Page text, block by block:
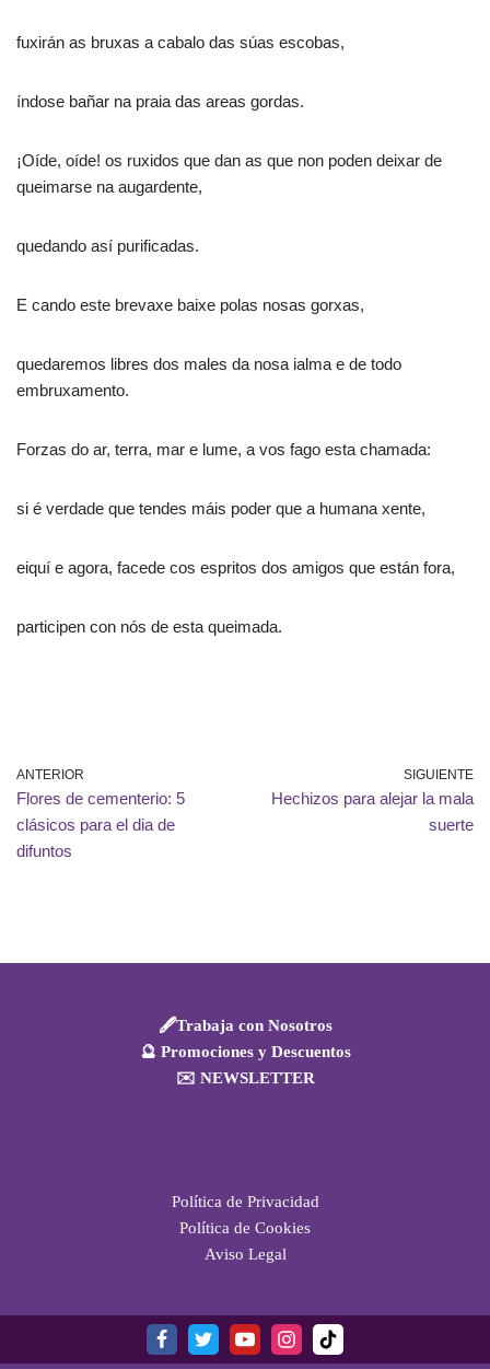
fuxirán as bruxas a cabalo das súas escobas,
índose bañar na praia das areas gordas.
¡Oíde, oíde! os ruxidos que dan as que non poden deixar de
queimarse na augardente,
quedando así purificadas.
E cando este brevaxe baixe polas nosas gorxas,
quedaremos libres dos males da nosa ialma e de todo
embruxamento.
Forzas do ar, terra, mar e lume, a vos fago esta chamada:
si é verdade que tendes máis poder que a humana xente,
eiquí e agora, facede cos espritos dos amigos que están fora,
participen con nós de esta queimada.
ANTERIOR
Flores de cementerio: 5
clásicos para el dia de
difuntos
SIGUIENTE
Hechizos para alejar la mala
suerte
🖋️Trabaja con Nosotros
🔮 Promociones y Descuentos
✉️ NEWSLETTER
Política de Privacidad
Política de Cookies
Aviso Legal